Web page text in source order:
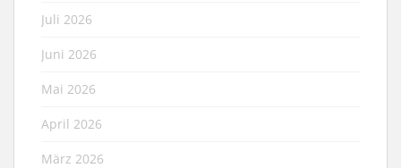
Juli 2026
Juni 2026
Mai 2026
April 2026
März 2026